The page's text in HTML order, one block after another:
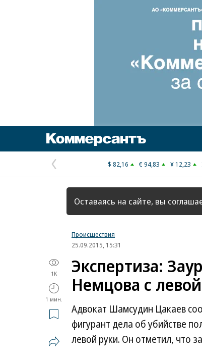
Предыдущая
страница
$ 82,16 € 94,83 ¥ 12,23
Оставаясь на сайте, вы
Происшествия
25.09.2015, 15:31
1K
1 мин.
Экспертиза:
Немцова с
Адвокат Шамсудин Цакаев
фигурант дела об убийстве
левой руки. Он отметил, что